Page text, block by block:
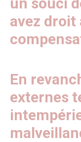
avez droit
En
externes